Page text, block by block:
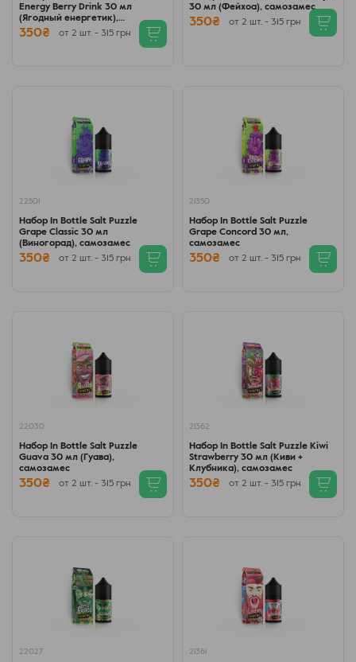
Energy Berry Drink 30 мл
(Ягодный енергетик),
самозамес
350₴ от 2 шт. - 315 грн
30 мл (Фейхоа), самозамес
350₴ от 2 шт. - 315 грн
22501
Набор In Bottle Salt Puzzle
Grape Classic 30 мл
(Виногорад), самозамес
350₴ от 2 шт. - 315 грн
21350
Набор In Bottle Salt Puzzle
Grape Concord 30 мл,
самозамес
350₴ от 2 шт. - 315 грн
22030
Набор In Bottle Salt Puzzle
Guava 30 мл (Гуава),
самозамес
350₴ от 2 шт. - 315 грн
21362
Набор In Bottle Salt Puzzle Kiwi
Strawberry 30 мл (Киви +
Клубника), самозамес
350₴ от 2 шт. - 315 грн
22027 21361